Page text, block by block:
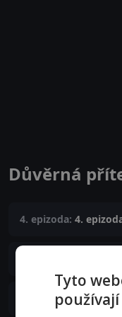
Důvěrná
4. epizoda: 4.
2. epizoda:2.
Tyto